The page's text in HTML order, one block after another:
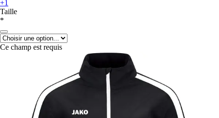
+1
Taille
*
Ce champ est requis